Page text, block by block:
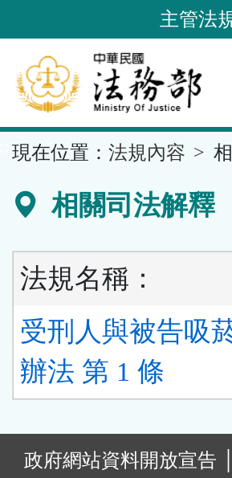
到
要
內
容
區
主管法
現在位置： 法規內容
相關司法解釋
法規名稱：
受刑人與被告吸
辦法 第 1 條
政府網站資料開放宣告